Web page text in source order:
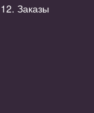
Заказы